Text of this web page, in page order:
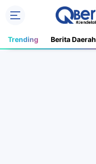
Trending Berita Daerah